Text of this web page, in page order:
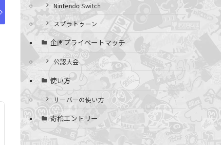
Nintendo Switch
スプラトゥーン
企画プライベートマッチ
公認大会
使い方
サーバーの使い方
寄稿エントリー